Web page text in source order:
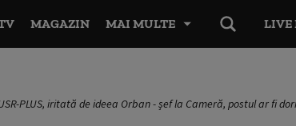
LIVE
MAGAZIN MAI MULTE
PLUS, iritată de ideea Orban - șef la Cameră, postul ar fi